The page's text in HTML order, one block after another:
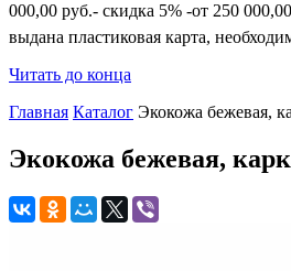
000,00 руб.- скидка 5% -от 250
выдана пластиковая карта,
Читать до конца
Главная Каталог Экокожа бежевая,
Экокожа бежевая,